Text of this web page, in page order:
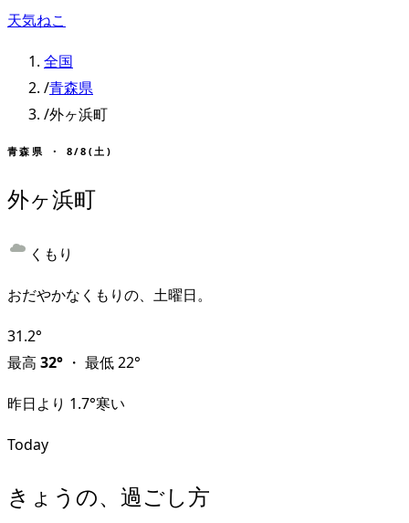
天気ねこ
全国
/青森県
/外ヶ浜町
青森県 ・ 8/8(土)
外ヶ浜町
くもり
おだやかなくもりの、土曜日。
31.2°
最高 32° ・ 最低22°
昨日より 1.7°寒い
Today
きょうの、過ごし方